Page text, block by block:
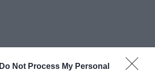
Do Not Process My Personal